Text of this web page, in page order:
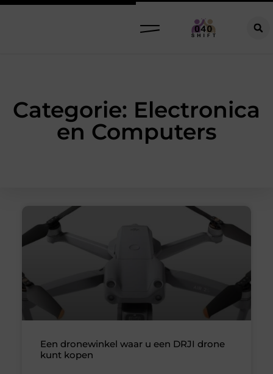
Categorie: Electronica
en Computers
Een dronewinkel waar u een DRJI drone
kunt kopen